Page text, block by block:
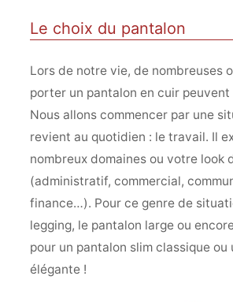
Le choix du pantalon
Lors de notre vie, de nombreuses
porter un pantalon en cuir peuvent
Nous allons commencer par une
revient au quotidien : le travail. Il
nombreux domaines ou votre look
(administratif, commercial,
finance…). Pour ce genre de
legging, le pantalon large ou
pour un pantalon slim classique ou
élégante !